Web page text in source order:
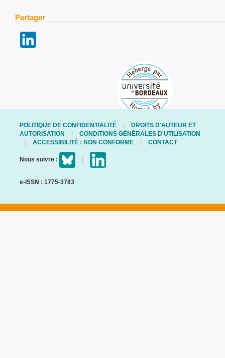
Partager
POLITIQUE DE CONFIDENTIALITÉ
DROITS D'AUTEUR ET
AUTORISATION
CONDITIONS GÉNÉRALES D'UTILISATION
ACCESSIBILITÉ : NON CONFORME
CONTACT
Nous suivre :
e-ISSN : 1775-3783